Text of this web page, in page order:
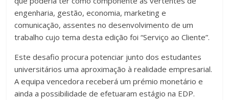
engenharia, gestão, economia, marketing e
comunicação, assentes no desenvolvimento de um
trabalho cujo tema desta edição foi “Serviço ao Cliente”.
Este desafio procura potenciar junto dos estudantes
universitários uma aproximação à realidade empresarial.
A equipa vencedora receberá um prémio monetário e
ainda a possibilidade de efetuaram estágio na EDP.